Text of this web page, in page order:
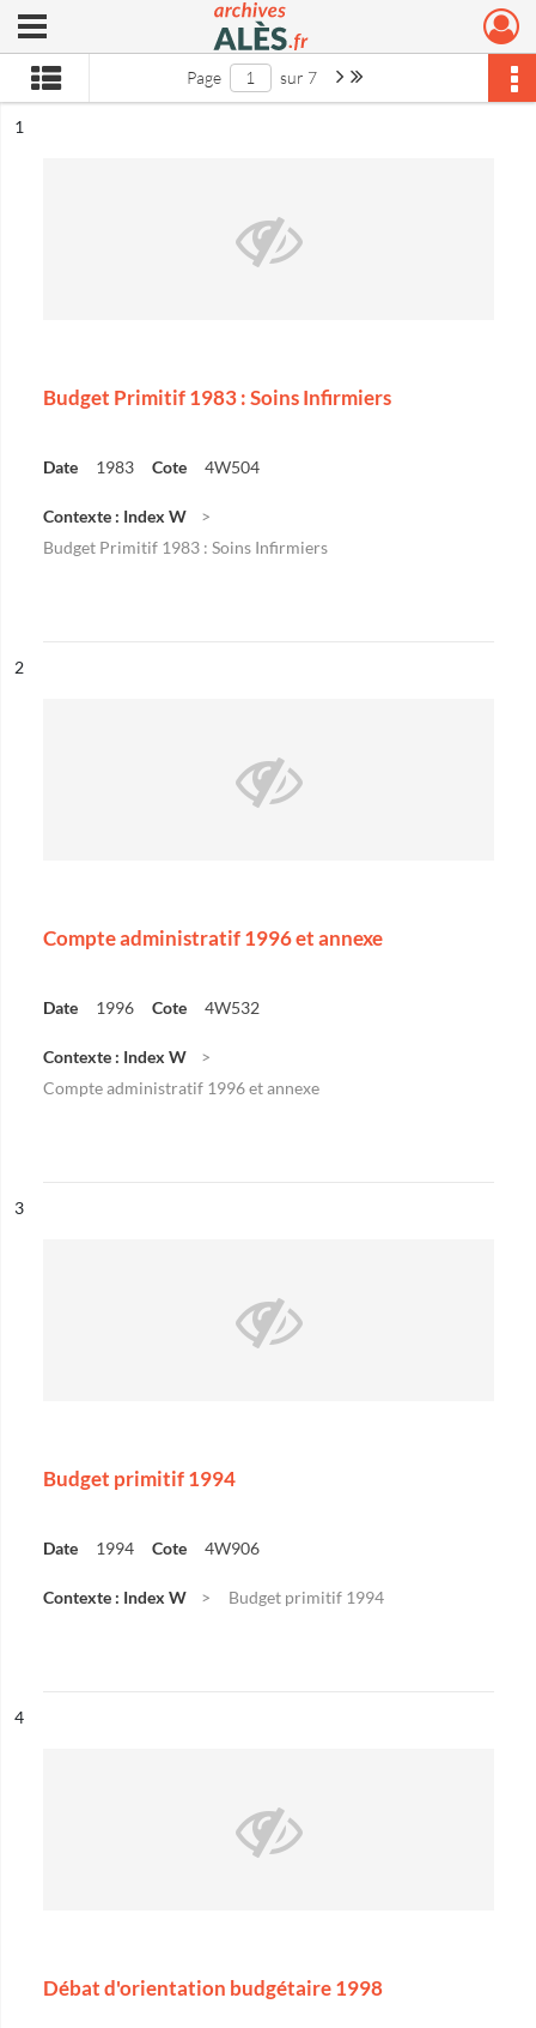
Archives municipales d'Alès
Ouvrir le menu déroulant
Page sur 7 Page suivante : 1/7
n°
1
Budget Primitif 1983 : Soins Infirmiers
Date 1983 Cote 4W504
Contexte : Index W
Budget Primitif 1983 : Soins Infirmiers
n°
2
Compte administratif 1996 et annexe
Date 1996 Cote 4W532
Contexte : Index W
Compte administratif 1996 et annexe
n°
3
Budget primitif 1994
Date 1994 Cote 4W906
Contexte : Index W Budget primitif 1994
n°
4
Débat d'orientation budgétaire 1998